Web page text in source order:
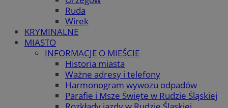
Ruda
Wirek
KRYMINALNE
MIASTO
INFORMACJE O MIEŚCIE
Historia miasta
Ważne adresy i telefony
Harmonogram wywozu odpadów
Parafie i Msze Święte w Rudzie Śląskiej